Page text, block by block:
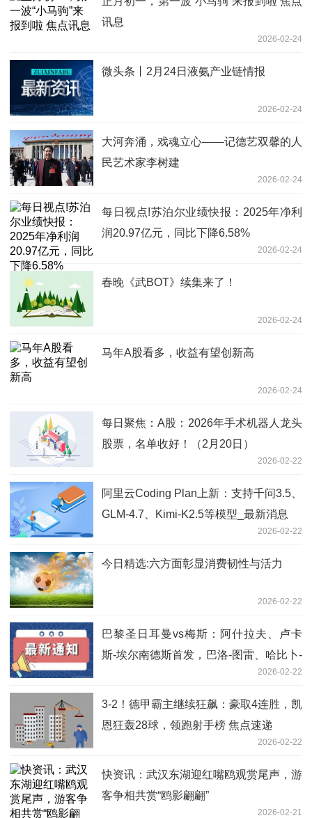
讯息
2026-02-24
微头条丨2月24日液氨产业链情报
2026-02-24
大河奔涌，戏魂立心——记德艺双馨的人
民艺术家李树建
2026-02-24
每日视点!苏泊尔业绩快报：2025年净利
润20.97亿元，同比下降6.58%
2026-02-24
春晚《武BOT》续集来了！
2026-02-24
马年A股看多，收益有望创新高
2026-02-24
每日聚焦：A股：2026年手术机器人龙头
股票，名单收好！（2月20日）
2026-02-22
阿里云Coding Plan上新：支持千问3.5、
GLM-4.7、Kimi-K2.5等模型_最新消息
2026-02-22
今日精选:六方面彰显消费韧性与活力
2026-02-22
巴黎圣日耳曼vs梅斯：阿什拉夫、卢卡
斯-埃尔南德斯首发，巴洛-图雷、哈比卜-
2026-02-22
3-2！德甲霸主继续狂飙：豪取4连胜，凯
恩狂轰28球，领跑射手榜 焦点速递
2026-02-22
快资讯：武汉东湖迎红嘴鸥观赏尾声，游
客争相共赏“鸥影翩翩”
2026-02-21